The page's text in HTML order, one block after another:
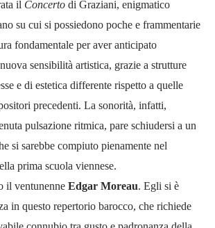
il Concerto di Graziani, enigmatico
su cui si possiedono poche e frammentarie
fondamentale per aver anticipato
sensibilità artistica, grazie a strutture
e di estetica differente rispetto a quelle
precedenti. La sonorità, infatti,
pulsazione ritmica, pare schiudersi a un
si sarebbe compiuto pienamente nel
prima scuola viennese.
il ventunenne Edgar Moreau. Egli si è
in questo repertorio barocco, che richiede